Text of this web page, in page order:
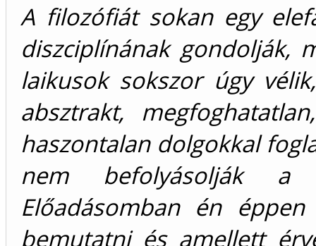
A filozófiát sokan egy
diszciplínának gondolják,
laikusok sokszor úgy
absztrakt,
haszontalan dolgokkal
nem befolyásolják a
Előadásomban én
bemutatni és amellett